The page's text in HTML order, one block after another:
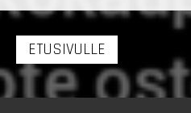
ETUSIVULLE